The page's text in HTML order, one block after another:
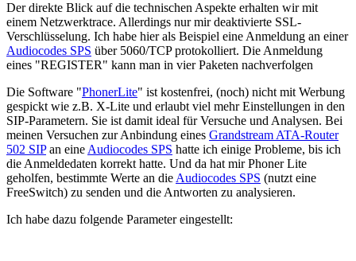
Der direkte Blick auf die technischen Aspekte erhalten wir mit
einem Netzwerktrace. Allerdings nur mir deaktivierte SSL-
Verschlüsselung. Ich habe hier als Beispiel eine Anmeldung an einer
Audiocodes SPS über 5060/TCP protokolliert. Die Anmeldung
eines "REGISTER" kann man in vier Paketen nachverfolgen
Die Software "PhonerLite" ist kostenfrei, (noch) nicht mit Werbung
gespickt wie z.B. X-Lite und erlaubt viel mehr Einstellungen in den
SIP-Parametern. Sie ist damit ideal für Versuche und Analysen. Bei
meinen Versuchen zur Anbindung eines Grandstream ATA-Router
502 SIPan eineAudiocodes SPS hatte ich einige Probleme, bis ich
die Anmeldedaten korrekt hatte. Und da hat mir Phoner Lite
geholfen, bestimmte Werte an dieAudiocodes SPS (nutzt eine
FreeSwitch) zu senden und die Antworten zu analysieren.
Ich habe dazu folgende Parameter eingestellt: